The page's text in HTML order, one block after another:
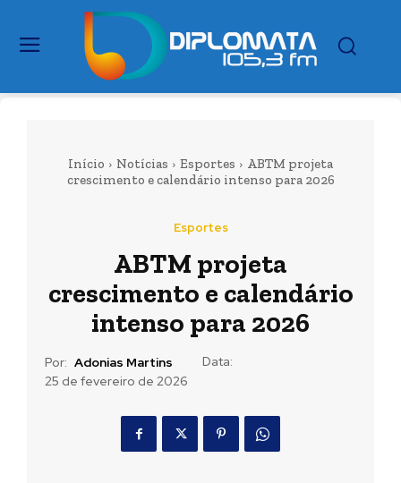
Início Notícias Esportes
ABTM projeta
crescimento e calendário intenso para 2026
Esportes
ABTM projeta
crescimento e calendário
intenso para 2026
Por: Adonias Martins
Data:
25 de fevereiro de 2026